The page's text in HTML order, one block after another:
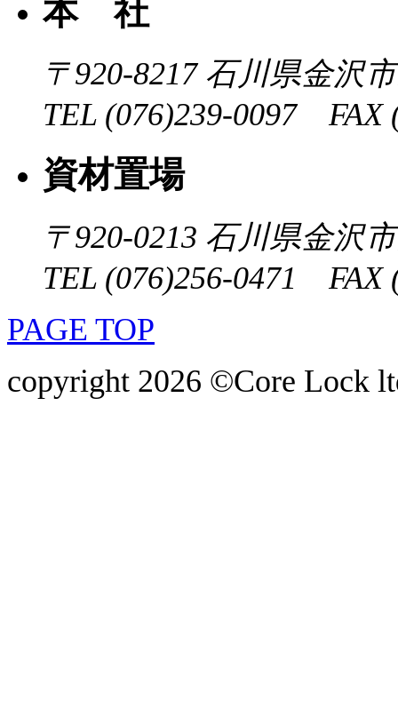
本 社
〒920-8217 石川県金沢
TEL (076)239-0097 FAX
資材置場
〒920-0213 石川県金沢
TEL (076)256-0471 FAX
PAGE TOP
copyright 2026 ©Core Lock